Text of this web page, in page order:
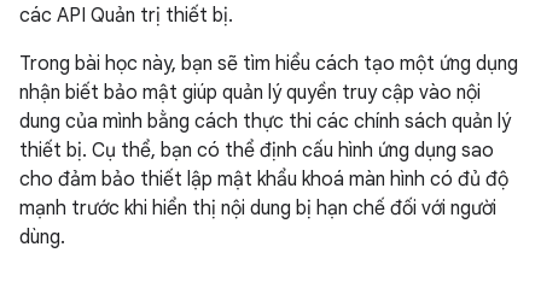
các API Quản trị thiết bị.
Trong bài học này, bạn sẽ tìm hiểu cách tạo một ứng dụng
nhận biết bảo mật giúp quản lý quyền truy cập vào nội
dung của mình bằng cách thực thi các chính sách quản lý
thiết bị. Cụ thể, bạn có thể định cấu hình ứng dụng sao
cho đảm bảo thiết lập mật khẩu khoá màn hình có đủ độ
mạnh trước khi hiển thị nội dung bị hạn chế đối với người
dùng.